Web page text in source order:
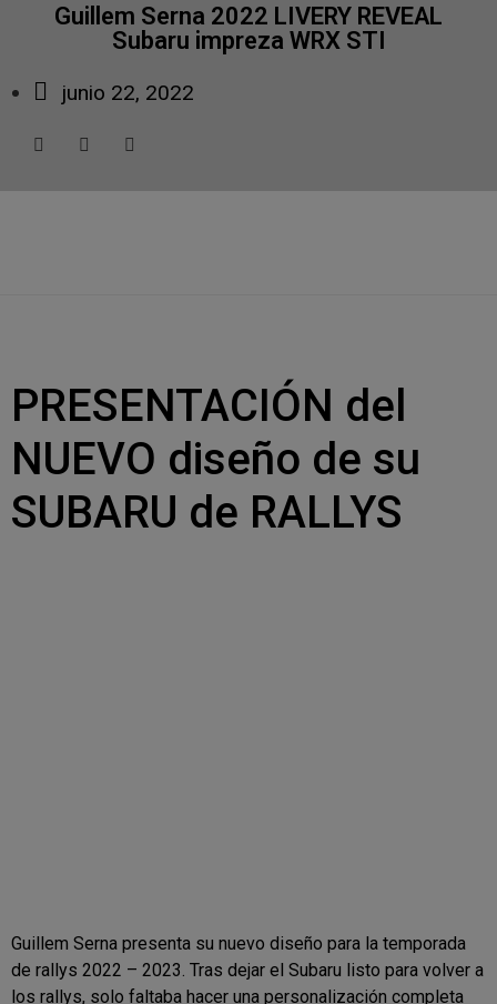
Guillem Serna 2022 LIVERY REVEAL
Subaru impreza WRX STI
junio 22, 2022
PRESENTACIÓN del
NUEVO diseño de su
SUBARU de RALLYS
Guillem Serna presenta su nuevo diseño para la temporada
de rallys 2022 – 2023. Tras dejar el Subaru listo para volver a
los rallys, solo faltaba hacer una personalización completa